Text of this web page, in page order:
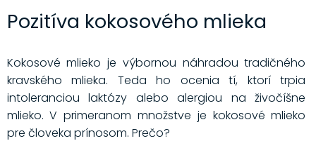
Pozitíva kokosového mlieka
Kokosové mlieko je výbornou náhradou tradičného
kravského mlieka. Teda ho ocenia tí, ktorí trpia
intoleranciou laktózy alebo alergiou na živočíšne
mlieko. V primeranom množstve je kokosové mlieko
pre človeka prínosom. Prečo?